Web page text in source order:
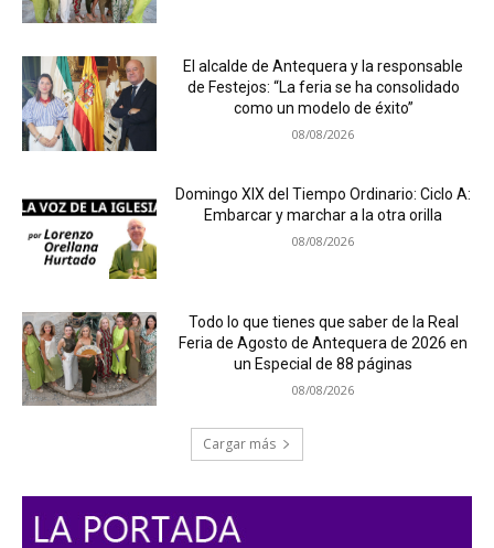
El alcalde de Antequera y la responsable
de Festejos: “La feria se ha consolidado
como un modelo de éxito”
08/08/2026
Domingo XIX del Tiempo Ordinario: Ciclo A:
Embarcar y marchar a la otra orilla
08/08/2026
Todo lo que tienes que saber de la Real
Feria de Agosto de Antequera de 2026 en
un Especial de 88 páginas
08/08/2026
Cargar más